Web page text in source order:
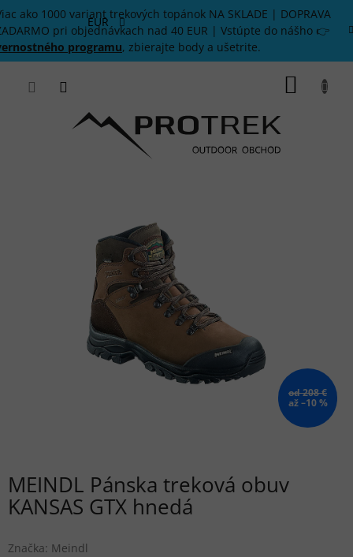
Prejsť
na
obsah
ako 1000 variant trekových topánok NA SKLADE | DOPRAVA
pri objednávkach nad 40 EUR | Vstúpte do nášho 👉
programu, zbierajte body a ušetrite.
EUR
od 208 €
až –10 %
MEINDL Pánska treková obuv
KANSAS GTX hnedá
Značka: Meindl